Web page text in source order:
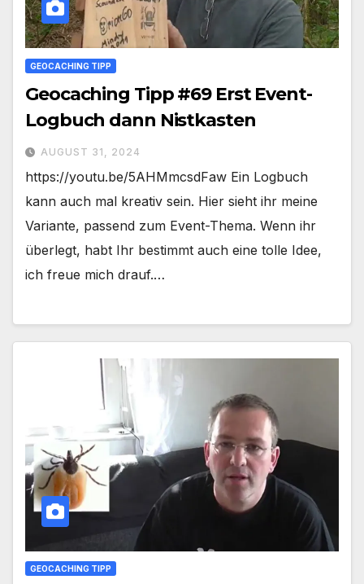
GEOCACHING TIPP
Geocaching Tipp #69 Erst Event-
Logbuch dann Nistkasten
AUGUST 31, 2024
https://youtu.be/5AHMmcsdFaw Ein Logbuch
kann auch mal kreativ sein. Hier sieht ihr meine
Variante, passend zum Event-Thema. Wenn ihr
überlegt, habt Ihr bestimmt auch eine tolle Idee,
ich freue mich drauf.…
GEOCACHING TIPP